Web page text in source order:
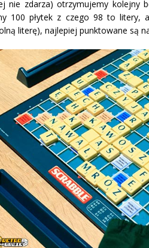
nie zdarza) otrzymujemy kolejny
100 płytek z czego 98 to
literę), najlepiej punktowane są